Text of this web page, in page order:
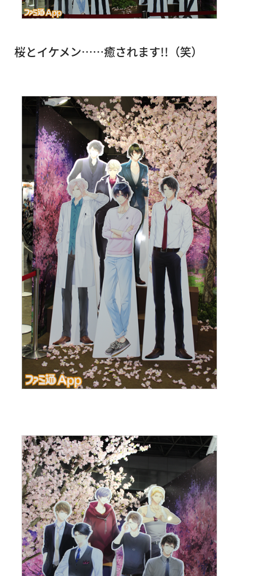
桜とイケメン……癒されます!!（笑）